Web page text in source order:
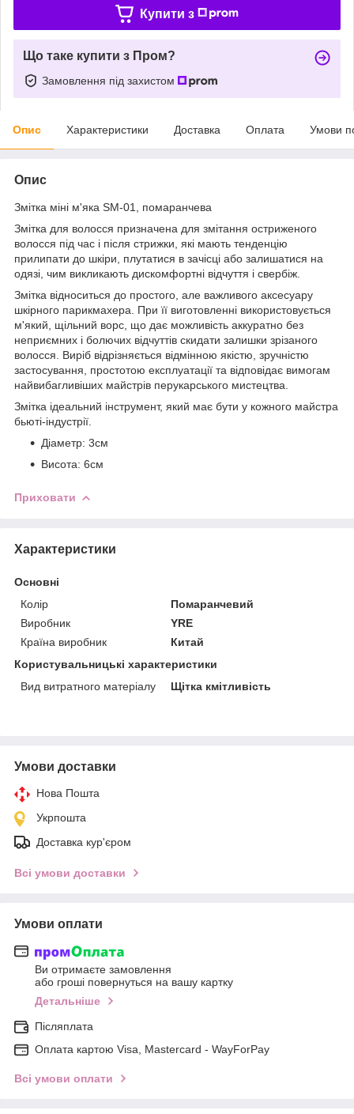
Купити з
Що таке купити з Пром?
Замовлення під захистом
Опис Характеристики Доставка Оплата Умови
Опис
Змітка міні м'яка SM-01, помаранчева
Змітка для волосся призначена для змітання остриженого
волосся під час і після стрижки, які мають тенденцію
прилипати до шкіри, плутатися в зачісці або залишатися на
одязі, чим викликають дискомфортні відчуття і свербіж.
Змітка відноситься до простого, але важливого аксесуару
шкірного парикмахера. При її виготовленні використовується
м'який, щільний ворс, що дає можливість аккуратно без
неприємних і болючих відчуттів скидати залишки зрізаного
волосся. Виріб відрізняється відмінною якістю, зручністю
застосування, простотою експлуатації та відповідає вимогам
найвибагливіших майстрів перукарського мистецтва.
Змітка ідеальний інструмент, який має бути у кожного майстра
бьюті-індустрії.
Діаметр: 3см
Висота: 6см
Приховати
Характеристики
Основні
Колір
Помаранчевий
Виробник
YRE
Країна виробник
Китай
Користувальницькі характеристики
Вид витратного матеріалу
Щітка кмітливість
Умови доставки
Нова Пошта
Укрпошта
Доставка кур'єром
Всі умови доставки
Умови оплати
Ви отримаєте замовлення
або гроші повернуться на вашу картку
Детальніше
Післяплата
Оплата картою Visa, Mastercard - WayForPay
Всі умови оплати